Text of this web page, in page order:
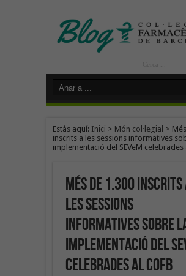
Estàs aquí: Inici > Món col·legial >
inscrits a les sessions informatives
implementació del SEVeM celebrades
Més de 1.300 inscrits
les sessions
informatives sobre
implementació del
celebrades al COFB